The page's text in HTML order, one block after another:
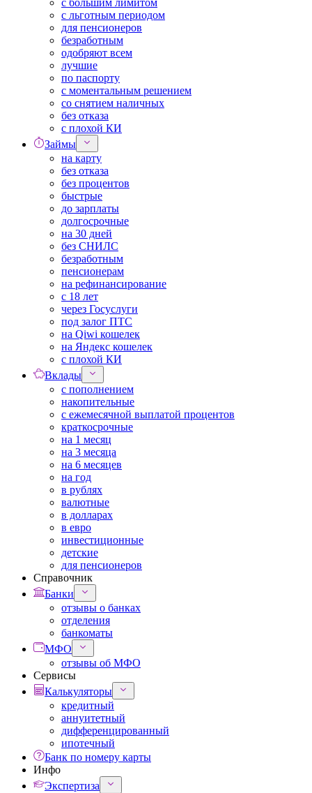
с большим лимитом
с льготным периодом
для пенсионеров
безработным
одобряют всем
лучшие
по паспорту
с моментальным решением
со снятием наличных
без отказа
с плохой КИ
Займы
на карту
без отказа
без процентов
быстрые
до зарплаты
долгосрочные
на 30 дней
без СНИЛС
безработным
пенсионерам
на рефинансирование
с 18 лет
через Госуслуги
под залог ПТС
на Qiwi кошелек
на Яндекс кошелек
с плохой КИ
Вклады
с пополнением
накопительные
с ежемесячной выплатой процентов
краткосрочные
на 1 месяц
на 3 месяца
на 6 месяцев
на год
в рублях
валютные
в долларах
в евро
инвестиционные
детские
для пенсионеров
Справочник
Банки
отзывы о банках
отделения
банкоматы
МФО
отзывы об МФО
Сервисы
Калькуляторы
кредитный
аннуитетный
дифференцированный
ипотечный
Банк по номеру карты
Инфо
Экспертиза